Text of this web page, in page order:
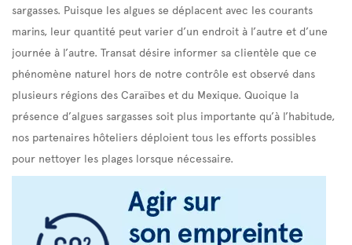
sargasses. Puisque les algues se déplacent avec les courants
marins, leur quantité peut varier d’un endroit à l’autre et d’une
journée à l’autre. Transat désire informer sa clientèle que ce
phénomène naturel hors de notre contrôle est observé dans
plusieurs régions des Caraïbes et du Mexique. Quoique la
présence d’algues sargasses soit plus importante qu’à l’habitude,
nos partenaires hôteliers déploient tous les efforts possibles
pour nettoyer les plages lorsque nécessaire.